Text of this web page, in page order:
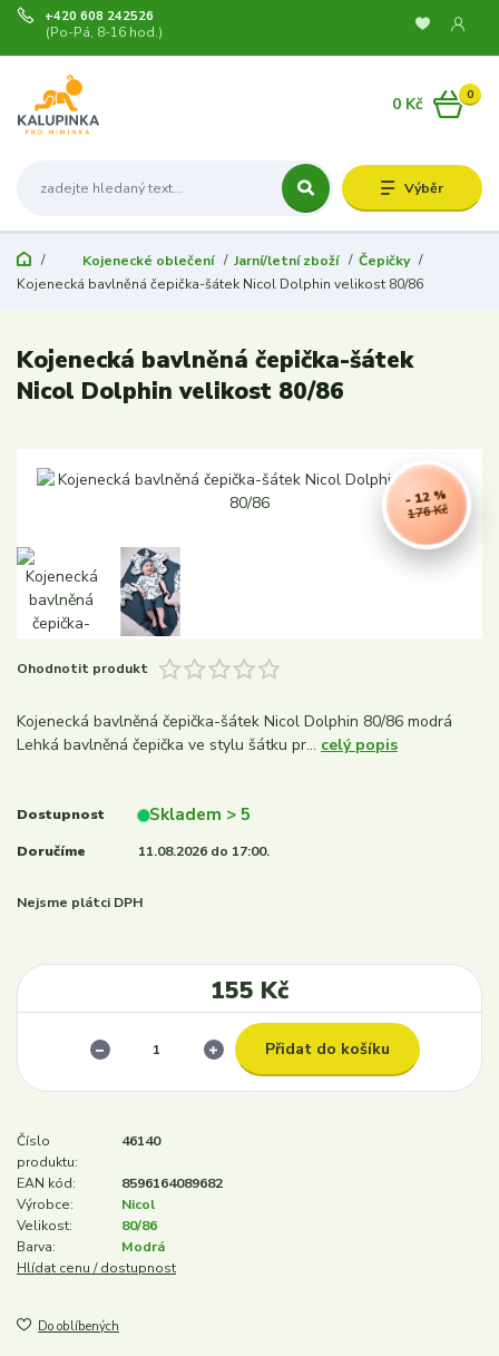
Výběr
+420 608 242526
(Po-Pá, 8-16 hod.)
0
0 Kč
Kojenecké oblečení Jarní/letní zboží
Čepičky
Kojenecká bavlněná čepička-šátek Nicol Dolphin velikost 80/86
Kojenecká bavlněná čepička-šátek
Nicol Dolphin velikost 80/86
176 Kč
- 12 %
Ohodnotit produkt
Kojenecká bavlněná čepička-šátek Nicol Dolphin 80/86 modrá
Lehká bavlněná čepička ve stylu šátku pr... celý popis
Dostupnost Skladem > 5
Doručíme 11.08.2026 do 17:00.
Nejsme plátci DPH
155 Kč
Přidat do košíku
Číslo
produktu:
46140
EAN kód:
8596164089682
Výrobce:
Nicol
Velikost:
80/86
Barva:
Modrá
Hlídat cenu / dostupnost
Do oblíbených